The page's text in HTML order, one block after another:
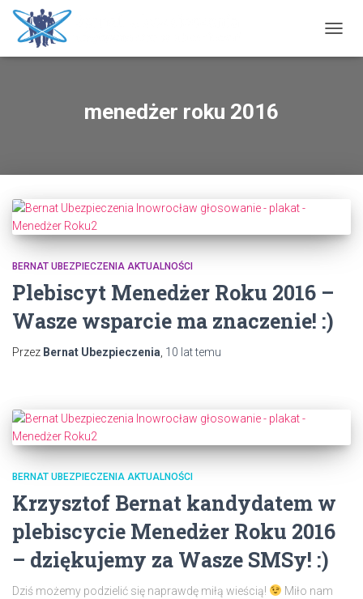
menedżer roku 2016
BERNAT UBEZPIECZENIA AKTUALNOŚCI
Plebiscyt Menedżer Roku 2016 –
Wasze wsparcie ma znaczenie! :)
Przez Bernat Ubezpieczenia 10 lattemu
BERNAT UBEZPIECZENIA AKTUALNOŚCI
Krzysztof Bernat kandydatem w
plebiscycie Menedżer Roku 2016
– dziękujemy za Wasze SMSy! :)
Dziś możemy podzielić się naprawdę miłą wieścią!
Miło nam